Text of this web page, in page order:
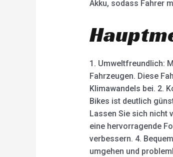
Akku, sodass Fahrer
1. Umweltfreundlich:
Fahrzeugen. Diese
Klimawandels bei. 2.
Bikes ist deutlich
Lassen Sie sich nicht
eine hervorragende
verbessern. 4.
umgehen und